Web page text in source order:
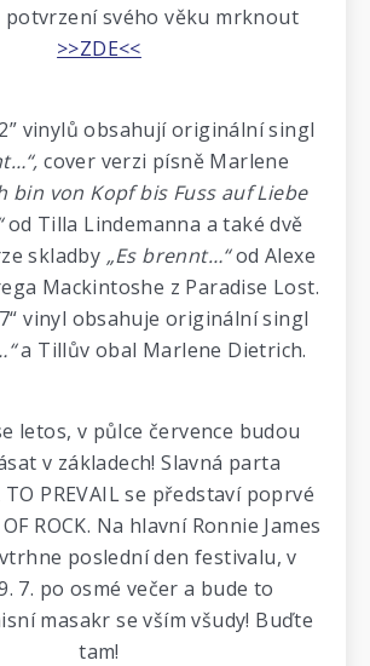
potvrzení svého věku mrknout
>>ZDE<<
vinylů obsahují originální singl
cover verzi písně Marlene
bin von Kopf bis Fuss auf Liebe
od Tilla Lindemanna a také dvě
skladby „Es brennt…“od Alexe
Mackintoshe z Paradise Lost.
vinyl obsahuje originální singl
a Tillův obal Marlene Dietrich.
letos, v půlce července budou
v základech! Slavná parta
TO PREVAIL se představí poprvé
ROCK. Na hlavní Ronnie James
poslední den festivalu, v
7. po osmé večer a bude to
masakr se vším všudy! Buďte
tam!